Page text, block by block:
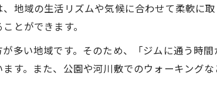
体調を整えるための自宅ダイエット法
地域の生活リズムや気候に合わせて柔軟に
とができます。
多い地域です。そのため、「ジムに通う時
す。また、公園や河川敷でのウォーキング